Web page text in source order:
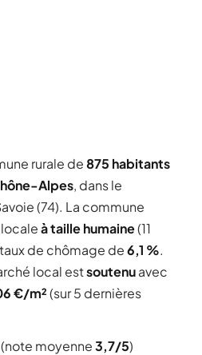
rurale de875 habitants
Alpes, dans le
(74). La commune
à taille humaine(11
de chômage de6,1 %.
local estsoutenuavec
€/m²(sur 5 dernières
(note moyenne3,7/5)